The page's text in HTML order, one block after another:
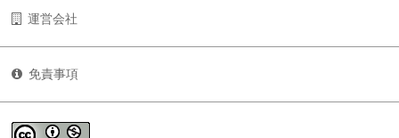
運営会社
免責事項